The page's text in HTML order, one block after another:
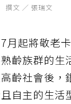
撰文 ／ 張瑞文
月起將敬老
齡族群的生
齡社會後，
自主的生活